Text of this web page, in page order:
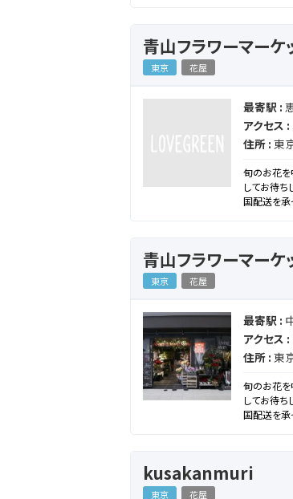
青山フラワーマー
東京 花屋
最寄駅 :
アクセス :
住所 : 東
旬のお花を
してお待ち
国配送を承
青山フラワーマーケ
東京 花屋
最寄駅 :
アクセス :
住所 : 東
旬のお花を
してお待ち
国配送を承
kusakanmuri
東京 花屋